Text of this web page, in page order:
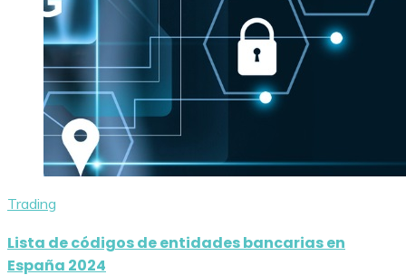
Trading
Lista de códigos de entidades bancarias en
España 2024